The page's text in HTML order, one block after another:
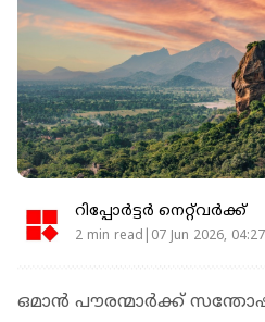
റിപ്പോർട്ടർ നെറ്റ്‌വര്‍ക്ക്‌
2 min read|07 Jun 2026,
ഒമാൻ പൗരന്മാർക്ക്